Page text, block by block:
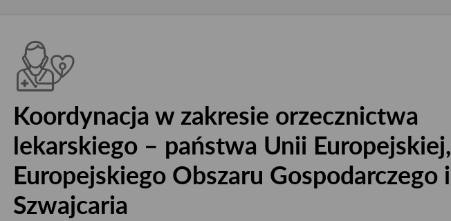
Koordynacja w zakresie orzecznictwa
lekarskiego – państwa Unii Europejskiej,
Europejskiego Obszaru Gospodarczego i
Szwajcaria